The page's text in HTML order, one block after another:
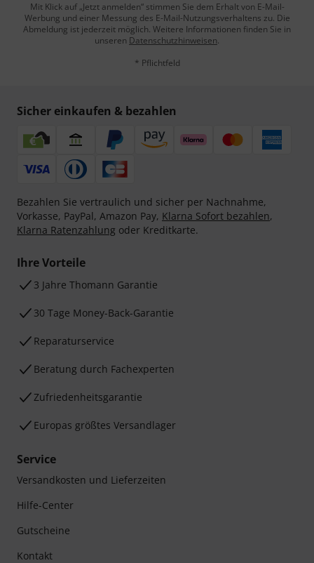
Mit Klick auf „Jetzt anmelden“ stimmen Sie dem Erhalt von E-Mail-
Werbung und einer Messung des E-Mail-Nutzungsverhaltens zu. Die
Abmeldung ist jederzeit möglich. Weitere Informationen finden Sie in
unseren Datenschutzhinweisen.
* Pflichtfeld
Sicher einkaufen & bezahlen
Bezahlen Sie vertraulich und sicher per Nachnahme,
Vorkasse, PayPal, Amazon Pay, Klarna Sofort bezahlen,
Klarna Ratenzahlung oder Kreditkarte.
Ihre Vorteile
3 Jahre Thomann Garantie
30 Tage Money-Back-Garantie
Reparaturservice
Beratung durch Fachexperten
Zufriedenheitsgarantie
Europas größtes Versandlager
Service
Versandkosten und Lieferzeiten
Hilfe-Center
Gutscheine
Kontakt